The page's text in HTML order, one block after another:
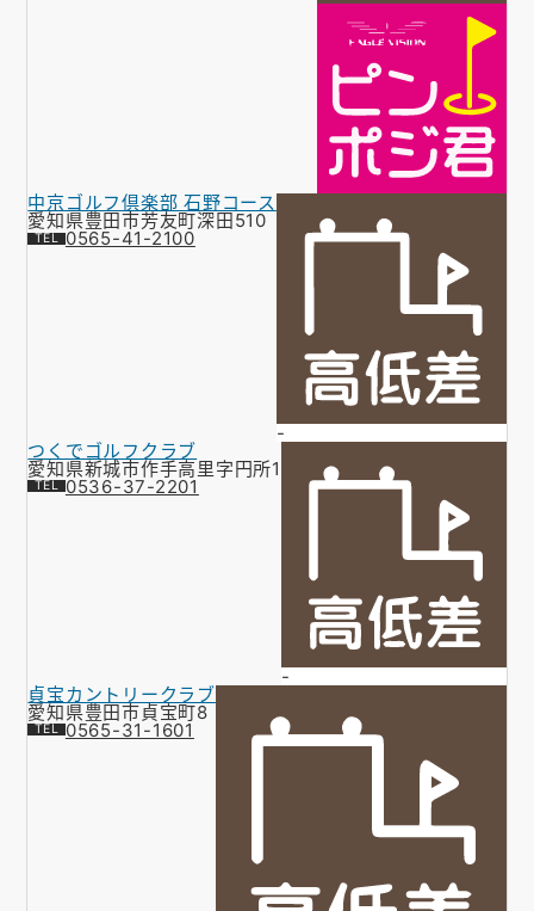
中京ゴルフ倶楽部 石野コース
愛知県豊田市芳友町深田510
0565-41-2100
-
つくでゴルフクラブ
愛知県新城市作手高里字円所1
0536-37-2201
-
貞宝カントリークラブ
愛知県豊田市貞宝町8
0565-31-1601